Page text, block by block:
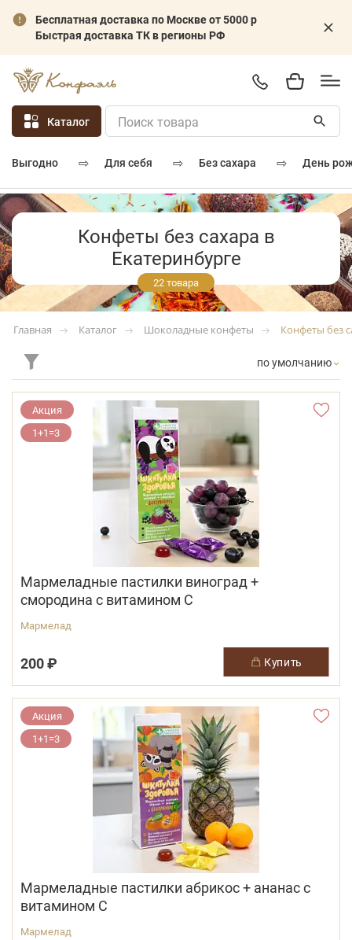
Бесплатная доставка по Москве от 5000 р
Быстрая доставка ТК в регионы РФ
Каталог
выгодно ⇨ для себя ⇨ без сахара ⇨ день
Конфеты без сахара в
Екатеринбурге
22 товара
Главная Каталог Шоколадные конфеты Конфеты без
по умолчанию
Акция
1+1=3
Мармеладные пастилки виноград +
смородина с витамином С
Мармелад
200 ₽ купить
Акция
1+1=3
Мармеладные пастилки абрикос + ананас с
витамином С
Мармелад